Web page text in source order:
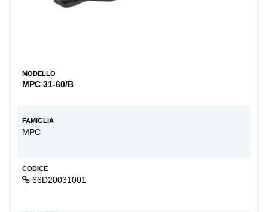
MODELLO
MPC 31-60/B
FAMIGLIA
MPC
CODICE
66D20031001